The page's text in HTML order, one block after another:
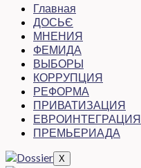
Главная
ДОСЬЄ
МНЕНИЯ
ФЕМИДА
ВЫБОРЫ
КОРРУПЦИЯ
РЕФОРМА
ПРИВАТИЗАЦИЯ
ЕВРОИНТЕГРАЦИЯ
ПРЕМЬЕРИАДА
X